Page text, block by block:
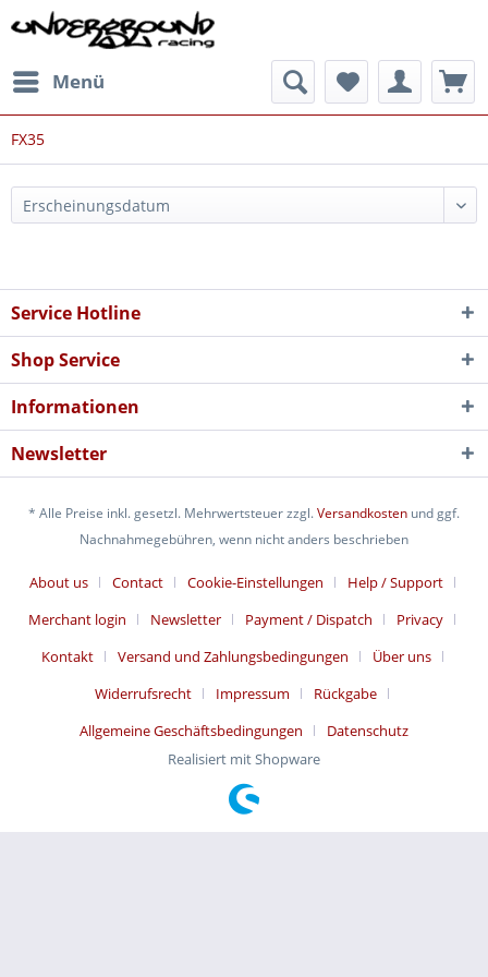
Menü
FX35
Service Hotline
Shop Service
Informationen
Newsletter
* Alle Preise inkl. gesetzl. Mehrwertsteuer zzgl.Versandkosten und ggf.
Nachnahmegebühren, wenn nicht anders beschrieben
About us Contact Cookie-Einstellungen
Help / Support
Merchant login
Newsletter Payment / Dispatch
Privacy
Kontakt
Versand und Zahlungsbedingungen
Über uns
Widerrufsrecht
Impressum
Rückgabe
Allgemeine Geschäftsbedingungen
Datenschutz
Realisiert mit Shopware